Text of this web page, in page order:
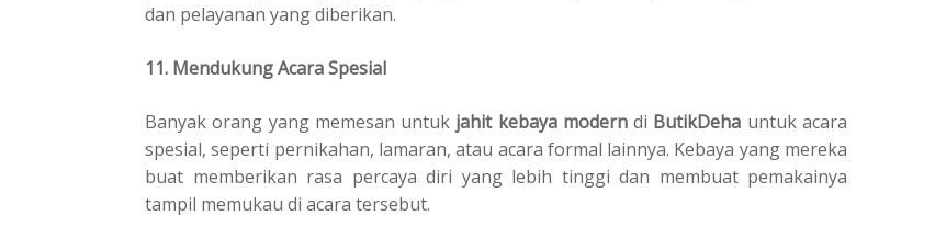
dan pelayanan yang diberikan.
11. Mendukung Acara Spesial
Banyak orang yang memesan untuk jahit kebaya moderndi ButikDeha untuk acara
spesial, seperti pernikahan, lamaran, atau acara formal lainnya. Kebaya yang mereka
buat memberikan rasa percaya diri yang lebih tinggi dan membuat pemakainya
tampil memukau di acara tersebut.